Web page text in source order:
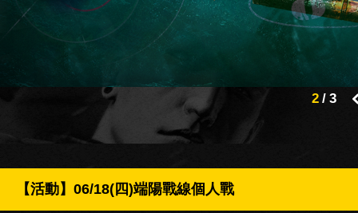
2 / 3
【活動】06/18(四)端陽戰線個人戰